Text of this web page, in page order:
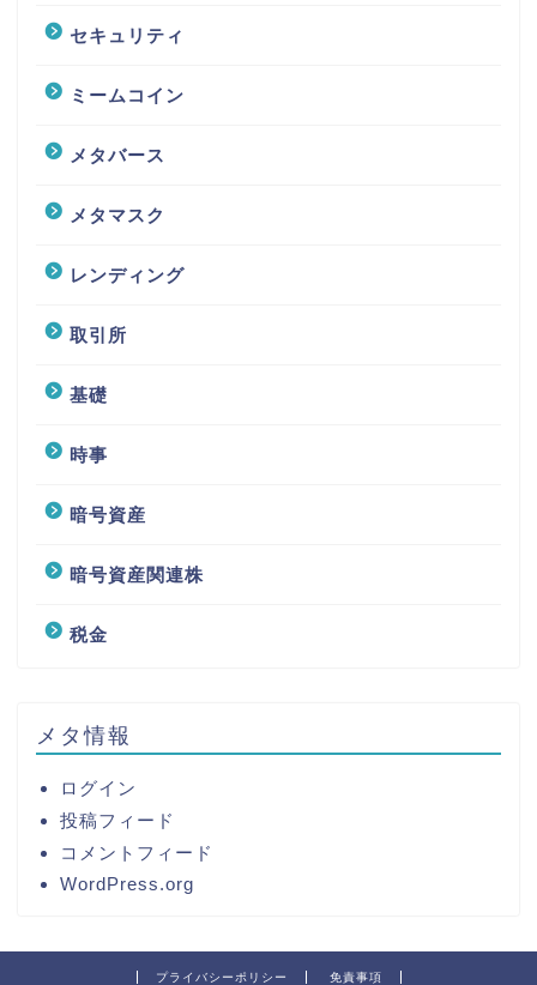
セキュリティ
ミームコイン
メタバース
メタマスク
レンディング
取引所
基礎
時事
暗号資産
暗号資産関連株
税金
メタ情報
ログイン
投稿フィード
コメントフィード
WordPress.org
プライバシーポリシー 免責事項